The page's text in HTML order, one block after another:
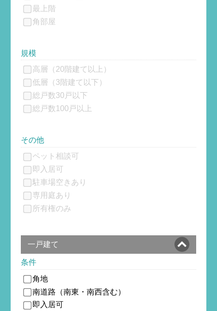
最上階
角部屋
規模
高層（20階建て以上）
低層（3階建て以下）
総戸数30戸以下
総戸数100戸以上
その他
ペット相談可
即入居可
駐車場空きあり
専用庭あり
所有権のみ
一戸建て
条件
角地
南道路（南東・南西含む）
即入居可